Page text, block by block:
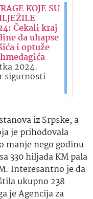
KOJE SU
Čekali kraj
da uhapse
i optuže
2024.
sigurnosti
iz Srpske, a
je prihodovala
manje nego godinu
330 hiljada KM pala
Interesantno je da
ukupno 238
je Agencija za